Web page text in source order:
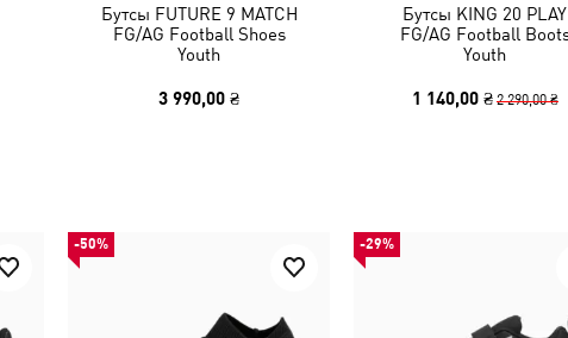
Бутсы FUTURE 9 MATCH
FG/AG Football Shoes
Youth
3 990,00 ₴
Бутсы KING 20 PLAY
FG/AG Football
Youth
1 140,00 ₴ 2 290,00 ₴
-50% -29%